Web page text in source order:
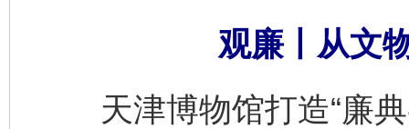
观廉丨从文
天津博物馆打造“廉